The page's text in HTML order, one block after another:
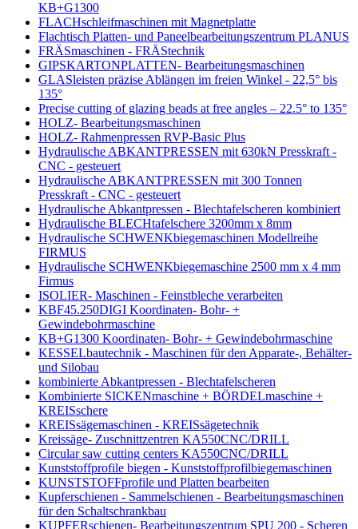
KB+G1300
FLACHschleifmaschinen mit Magnetplatte
Flachtisch Platten- und Paneelbearbeitungszentrum PLANUS
FRÄSmaschinen - FRÄStechnik
GIPSKARTONPLATTEN- Bearbeitungsmaschinen
GLASleisten präzise Ablängen im freien Winkel - 22,5° bis
135°
Precise cutting of glazing beads at free angles – 22.5° to 135°
HOLZ- Bearbeitungsmaschinen
HOLZ- Rahmenpressen RVP-Basic Plus
Hydraulische ABKANTPRESSEN mit 630kN Presskraft -
CNC - gesteuert
Hydraulische ABKANTPRESSEN mit 300 Tonnen
Presskraft - CNC - gesteuert
Hydraulische Abkantpressen - Blechtafelscheren kombiniert
Hydraulische BLECHtafelschere 3200mm x 8mm
Hydraulische SCHWENKbiegemaschinen Modellreihe
FIRMUS
Hydraulische SCHWENKbiegemaschine 2500 mm x 4 mm
Firmus
ISOLIER- Maschinen - Feinstbleche verarbeiten
KBF45.250DIGI Koordinaten- Bohr- +
Gewindebohrmaschine
KB+G1300 Koordinaten- Bohr- + Gewindebohrmaschine
KESSELbautechnik - Maschinen für den Apparate-, Behälter-
und Silobau
kombinierte Abkantpressen - Blechtafelscheren
Kombinierte SICKENmaschine + BÖRDELmaschine +
KREISschere
KREISsägemaschinen - KREISsägetechnik
Kreissäge- Zuschnittzentren KA550CNC/DRILL
Circular saw cutting centers KA550CNC/DRILL
Kunststoffprofile biegen - Kunststoffprofilbiegemaschinen
KUNSTSTOFFprofile und Platten bearbeiten
Kupferschienen - Sammelschienen - Bearbeitungsmaschinen
für den Schaltschrankbau
KUPFERschienen- Bearbeitungszentrum SPU 200 - Scheren